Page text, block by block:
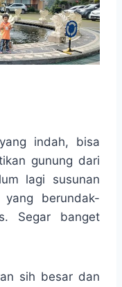
indah, bisa
gunung dari
lagi susunan
berundak-
Segar banget
sih besar dan